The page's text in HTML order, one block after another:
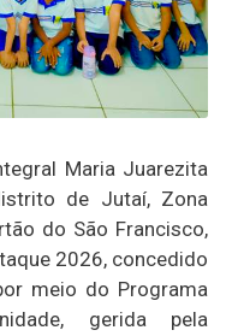
Maria Juarezita
de Jutaí, Zona
do São Francisco,
2026, concedido
meio do Programa
gerida pela